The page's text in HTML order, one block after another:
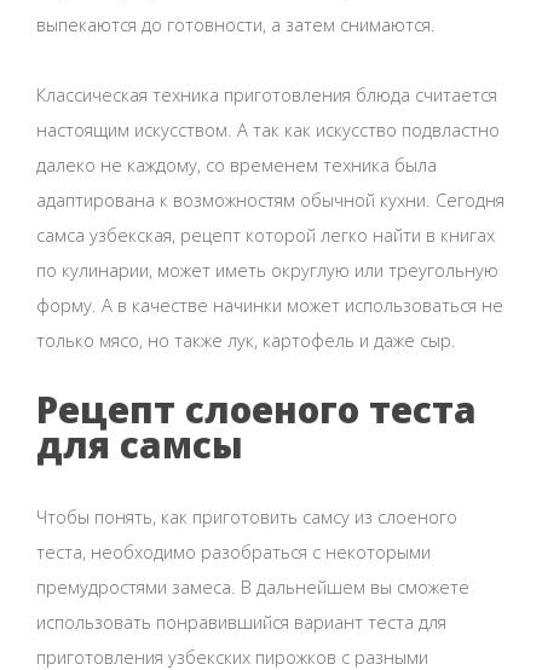
выпекаются до готовности, а затем снимаются.
Классическая техника приготовления блюда считается
настоящим искусством. А так как искусство подвластно
далеко не каждому, со временем техника была
адаптирована к возможностям обычной кухни. Сегодня
самса узбекская, рецепт которой легко найти в книгах
по кулинарии, может иметь округлую или треугольную
форму. А в качестве начинки может использоваться не
только мясо, но также лук, картофель и даже сыр.
Рецепт слоеного теста
для самсы
Чтобы понять, как приготовить самсу из слоеного
теста, необходимо разобраться с некоторыми
премудростями замеса. В дальнейшем вы сможете
использовать понравившийся вариант теста для
приготовления узбекских пирожков с разными